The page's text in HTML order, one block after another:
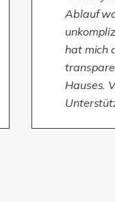
Ablauf
hat mich
Hauses.